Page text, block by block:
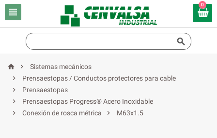

0

 
Sistemas mecánicos

Prensaestopas / Conductos protectores para cable

Prensaestopas

Prensaestopas Progress® Acero Inoxidable

Conexión de rosca métrica  M63x1.5